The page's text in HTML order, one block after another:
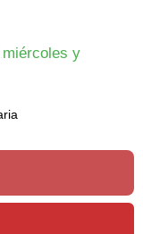
miércoles y